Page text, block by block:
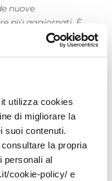
utilizza cookies
di migliorare la
suoi contenuti.
la propria
personali al
cookie-policy/ e
nuove
più aggiornati. È
mettere a
specializzazione.
di eccellenza
il talento e la
da ostacoli
insieme a
come
umane,